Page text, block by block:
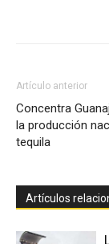
Artículo anterior
Concentra
la producción
tequila
Artículos